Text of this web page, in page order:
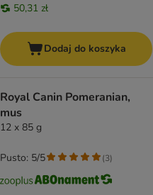
50,31 zł
Dodaj do koszyka
Royal Canin Pomeranian,
mus
12 x 85 g
Pusto: 5/5 (3)